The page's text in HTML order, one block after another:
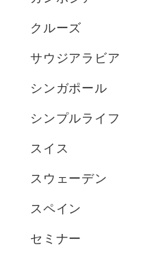
クルーズ
サウジアラビア
シンガポール
シンプルライフ
スイス
スウェーデン
スペイン
セミナー